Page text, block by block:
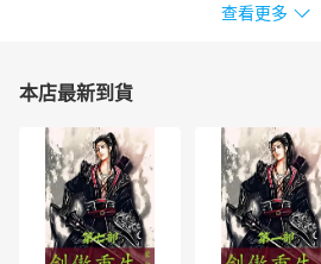
查看更多
本店最新到貨